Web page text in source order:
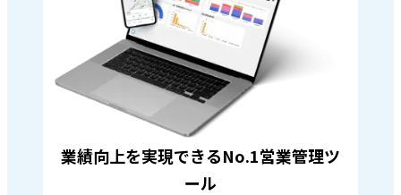
業績向上を実現できるNo.1営業管理ツ
ール